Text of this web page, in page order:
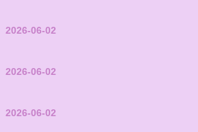
2026-06-02
2026-06-02
2026-06-02